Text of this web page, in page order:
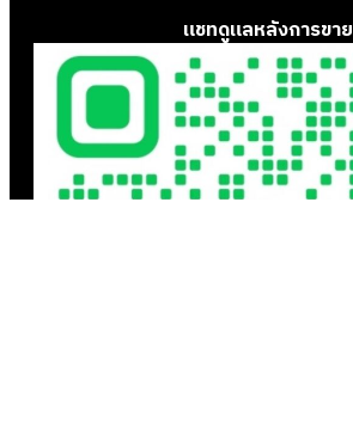
แชทดูแลหลังการขาย